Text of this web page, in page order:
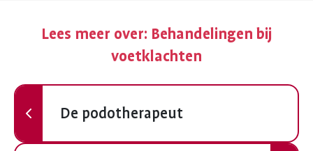
Lees meer over: Behandelingen bij
voetklachten
Vorige
De podotherapeut